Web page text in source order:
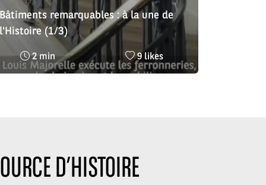
Bâtiments remarquables : à la une de
l'Histoire (1/3)
Temps
de
2 min
Nombre
de
9 likes
D’HISTOIRE